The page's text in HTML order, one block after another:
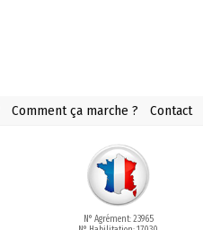
Comment ça marche ? Contact
N° Agrément: 23965